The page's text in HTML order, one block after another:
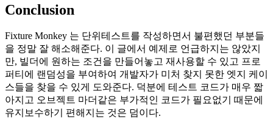
Conclusion
Fixture Monkey 는 단위테스트를 작성하면서 불편했던 부분들
을 정말 잘 해소해준다. 이 글에서 예제로 언급하지는 않았지
만, 빌더에 원하는 조건을 만들어놓고 재사용할 수 있고 프로
퍼티에 랜덤성을 부여하여 개발자가 미처 찾지 못한 엣지 케이
스들을 찾을 수 있게 도와준다. 덕분에 테스트 코드가 매우 짧
아지고 오브젝트 마더같은 부가적인 코드가 필요없기 때문에
유지보수하기 편해지는 것은 덤이다.